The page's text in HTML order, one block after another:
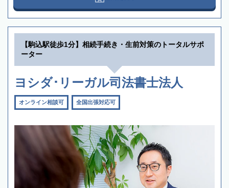
【駒込駅徒歩1分】相続手続き・生前対策のトータルサポ
ーター
ヨシダ･リーガル司法書士法人
オンライン相談可 全国出張対応可